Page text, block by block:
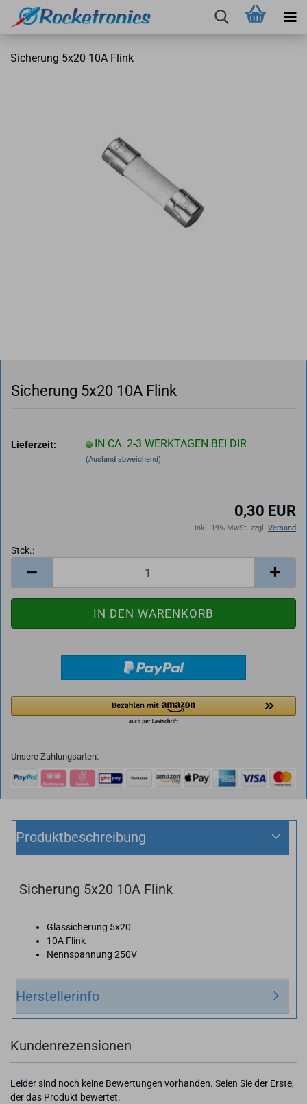
Si­che­rung 5x20 10A Flink
Si­che­rung 5x20 10A Flink
Lieferzeit: IN CA. 2-3 WERKTAGEN BEI DIR
(Ausland abweichend)
0,30 EUR
inkl. 19% MwSt. zzgl. Versand
Stck.:
Unsere Zahlungsarten:
Produktbeschreibung
Sicherung 5x20 10A Flink
Glassicherung 5x20
10A Flink
Nennspannung 250V
Herstellerinfo
Kundenrezensionen
Leider sind noch keine Bewertungen vorhanden. Seien Sie der Erste,
der das Produkt bewertet.